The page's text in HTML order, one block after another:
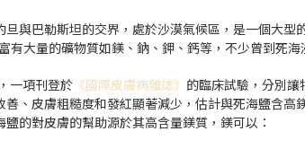
旦與巴勒斯坦的交界，處於沙漠氣候區，是一個大
有大量的礦物質如鎂、鈉、鉀、鈣等，不少曾到死
一項刊登於 《國際皮膚病雜誌》 的臨床試驗，分別
、皮膚粗糙度和發紅顯著減少，估計與死海鹽含高
的對皮膚的幫助源於其高含量鎂質，鎂可以：